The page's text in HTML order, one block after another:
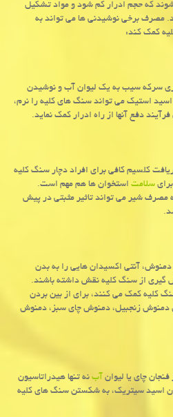
که حجم ادرار کم شود و مواد تشکیل
مصرف برخی نوشیدنی ها می تواند به
کمک کند:
سرکه سیب به یک لیوان آب و نوشیدن
استیک می تواند سنگ های کلیه را نرم،
دفع آنها از راه ادرار کمک نماید.
کلسیم کافی برای افراد دچار سنگ کلیه
سلامتاستخوان ها هم مهم است.
شیر می تواند تاثیر مثبتی در پیش
آنتی اکسیدان هایی را به بدن
گیری از سنگ کلیه نقش داشته باشند.
کلیه کمک می کنند، برای از بین بردن
دمنوش زنجبیل، دمنوش چای سبز، دمنوش
چای یا لیوانآبنه تنها هیدراتاسیون
اسید سیتریک، به شکستن سنگ های کلیه